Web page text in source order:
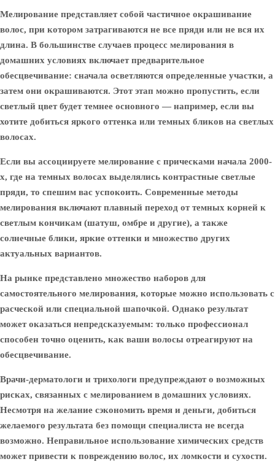
Мелирование представляет собой частичное окрашивание
волос, при котором затрагиваются не все пряди или не вся их
длина. В большинстве случаев процесс мелирования в
домашних условиях включает предварительное
обесцвечивание: сначала осветляются определенные участки, а
затем они окрашиваются. Этот этап можно пропустить, если
светлый цвет будет темнее основного — например, если вы
хотите добиться яркого оттенка или темных бликов на светлых
волосах.
Если вы ассоциируете мелирование с прическами начала 2000-
х, где на темных волосах выделялись контрастные светлые
пряди, то спешим вас успокоить. Современные методы
мелирования включают плавный переход от темных корней к
светлым кончикам (шатуш, омбре и другие), а также
солнечные блики, яркие оттенки и множество других
актуальных вариантов.
На рынке представлено множество наборов для
самостоятельного мелирования, которые можно использовать с
расческой или специальной шапочкой. Однако результат
может оказаться непредсказуемым: только профессионал
способен точно оценить, как ваши волосы отреагируют на
обесцвечивание.
Врачи-дерматологи и трихологи предупреждают о возможных
рисках, связанных с мелированием в домашних условиях.
Несмотря на желание сэкономить время и деньги, добиться
желаемого результата без помощи специалиста не всегда
возможно. Неправильное использование химических средств
может привести к повреждению волос, их ломкости и сухости.